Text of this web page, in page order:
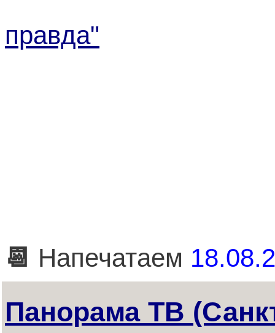
правда"
📆 Напечатаем
Панорама ТВ